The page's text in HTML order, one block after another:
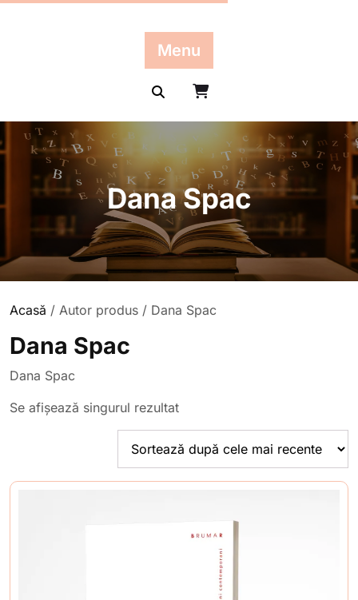
Menu
Dana Spac
Acasă / Autor produs / Dana Spac
Dana Spac
Dana Spac
Se afișează singurul rezultat